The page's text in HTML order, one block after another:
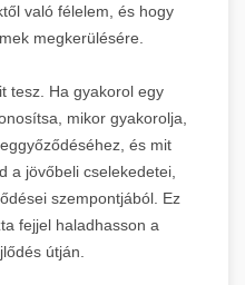
való félelem, és hogy
megkerülésére.
tesz. Ha gyakorol egy
mikor gyakorolja,
és mit
a jövőbeli cselekedetei,
szempontjából. Ez
fejjel haladhasson a
útján.